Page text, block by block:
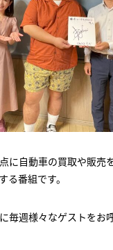
に自動車の買取や販売
る番組です。
毎週様々なゲストをお